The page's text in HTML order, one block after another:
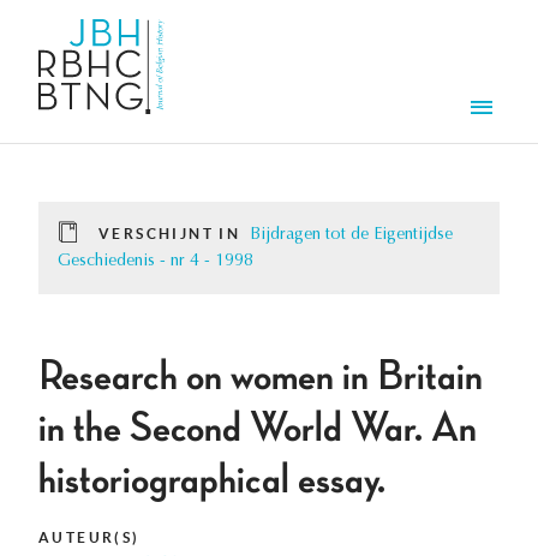
VERSCHIJNT IN
Bijdragen tot de Eigentijdse
Geschiedenis - nr 4 - 1998
Research on women in Britain
in the Second World War. An
historiographical essay.
AUTEUR(S)